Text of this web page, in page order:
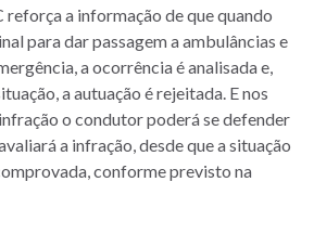
reforça a informação de que quando
para dar passagem a ambulâncias e
a ocorrência é analisada e,
a autuação é rejeitada. E nos
o condutor poderá se defender
a infração, desde que a situação
conforme previsto na